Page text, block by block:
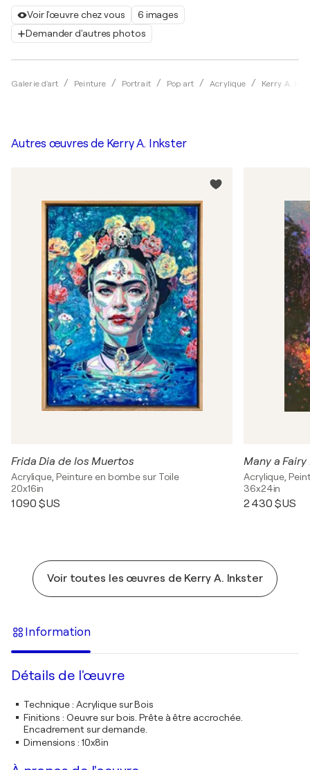
Voir l'œuvre chez vous
6 images
Demander d'autres photos
Galerie d'art Peinture Portrait Pop art Acrylique Kerry A.
Autres œuvres de Kerry A. Inkster
Frida Dia de los Muertos
Acrylique, Peinture en bombe sur Toile
20x16in
1 090 $US
Many a
Acrylique,
36x24in
2 430 $US
Voir toutes les œuvres de Kerry A. Inkster
Information
Détails de l'œuvre
Technique: Acrylique sur Bois
Finitions : Oeuvre sur bois. Prête à être accrochée.
Encadrement sur demande.
Dimensions : 10x8in